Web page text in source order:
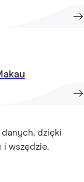
dzięki
i wszędzie.